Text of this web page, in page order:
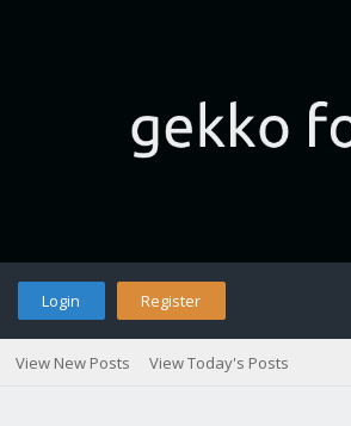
Login Register
View New Posts View Today's Posts